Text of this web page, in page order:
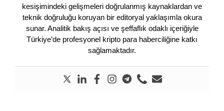
kesişimindeki gelişmeleri doğrulanmış kaynaklardan ve
teknik doğruluğu koruyan bir editoryal yaklaşımla okura
sunar. Analitik bakış açısı ve şeffaflık odaklı içeriğiyle
Türkiye’de profesyonel kripto para haberciliğine katkı
sağlamaktadır.